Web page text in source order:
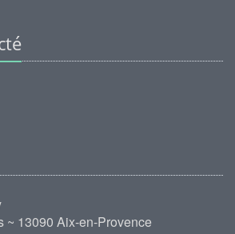
~ 13090 Aix-en-Provence